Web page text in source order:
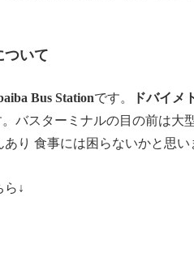
ついて
Bus Stationです。
ドバイメ
バスターミナルの目の前は大
り 食事には困らないかと思い
ら↓